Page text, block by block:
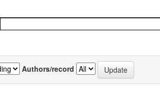
Authors/record